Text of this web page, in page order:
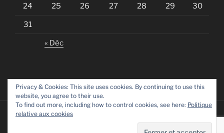
24 25 26 27 28 29 30
31
« Déc
Privacy & Cookies: This site uses cookies. By continuing to use this
website, you agree to their use.
To find out more, including how to control cookies, see here: Politique
relative aux cookies